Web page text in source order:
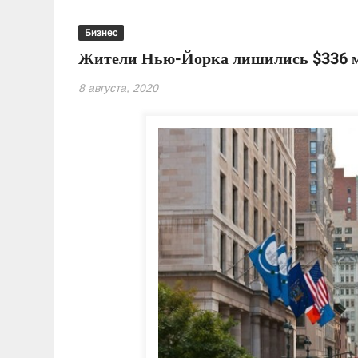
Бизнес
Жители Нью-Йорка лишились $336
8 августа, 2020